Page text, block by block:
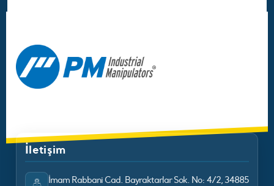
İletişim
İmam Rabbani Cad. Bayraktarlar Sok. No: 4/2, 34885